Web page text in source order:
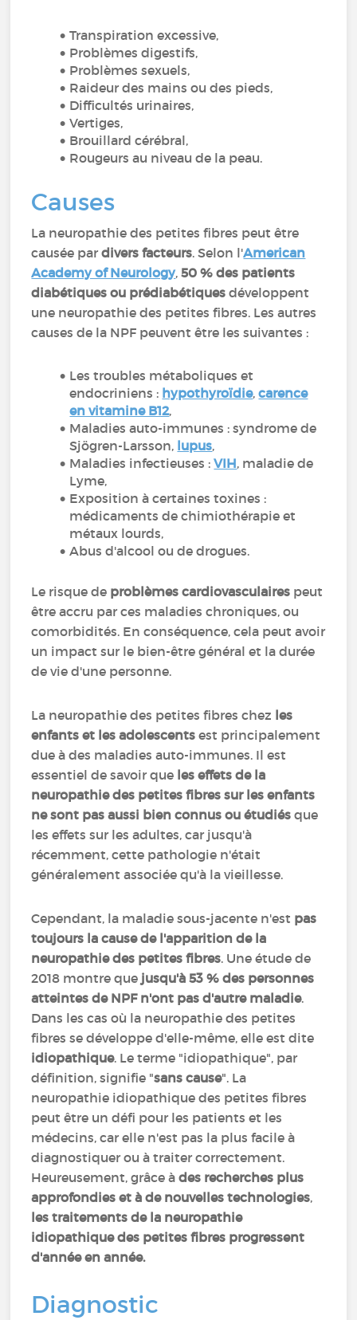
Transpiration excessive,
Problèmes digestifs,
Problèmes sexuels,
Raideur des mains ou des pieds,
Difficultés urinaires,
Vertiges,
Brouillard cérébral,
Rougeurs au niveau de la peau.
Causes
La neuropathie des petites fibres peut être
causée pardivers facteurs. Selon l'American
Academy of Neurology,50 % des patients
diabétiques ou prédiabétiques développent
une neuropathie des petites fibres. Les autres
causes de la NPF peuvent être les suivantes :
Les troubles métaboliques et
endocriniens : hypothyroïdie,carence
en vitamine B12,
Maladies auto-immunes : syndrome de
Sjögren-Larsson, lupus,
Maladies infectieuses :VIH, maladie de
Lyme,
Exposition à certaines toxines :
médicaments de chimiothérapie et
métaux lourds,
Abus d'alcool ou de drogues.
Le risque de problèmes cardiovasculaires peut
être accru par ces maladies chroniques, ou
comorbidités. En conséquence, cela peut avoir
un impact sur le bien-être général et la durée
de vie d'une personne.
La neuropathie des petites fibres chez les
enfants et les adolescents est principalement
due à des maladies auto-immunes. Il est
essentiel de savoir que les effets de la
neuropathie des petites fibres sur les enfants
ne sont pas aussi bien connus ou étudiés que
les effets sur les adultes, car jusqu'à
récemment, cette pathologie n'était
généralement associée qu'à la vieillesse.
Cependant, la maladie sous-jacente n'est pas
toujours la cause de l'apparition de la
neuropathie des petites fibres. Une étude de
2018 montre que jusqu'à 53 % des personnes
atteintes de NPF n'ont pas d'autre maladie.
Dans les cas où la neuropathie des petites
fibres se développe d'elle-même, elle est dite
idiopathique. Le terme "idiopathique", par
définition, signifie "sans cause". La
neuropathie idiopathique des petites fibres
peut être un défi pour les patients et les
médecins, car elle n'est pas la plus facile à
diagnostiquer ou à traiter correctement.
Heureusement, grâce àdes recherches plus
approfondies et à de nouvelles technologies,
les traitements de la neuropathie
idiopathique des petites fibres progressent
d'année en année.
Diagnostic